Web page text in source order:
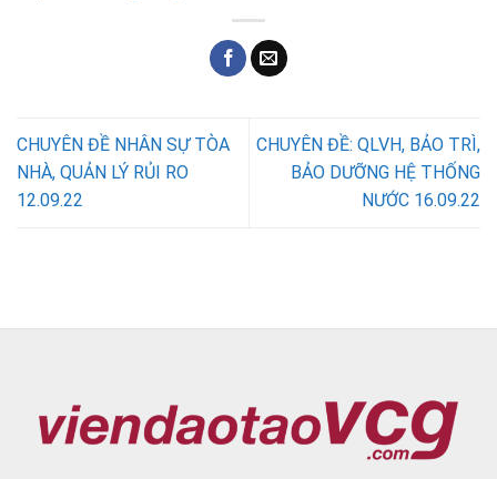
CHUYÊN ĐỀ NHÂN SỰ TÒA
NHÀ, QUẢN LÝ RỦI RO
12.09.22
CHUYÊN ĐỀ: QLVH, BẢO TRÌ,
BẢO DƯỠNG HỆ THỐNG
NƯỚC 16.09.22